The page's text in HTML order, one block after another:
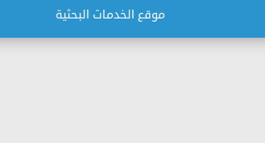
موقع الخدمات البحثية